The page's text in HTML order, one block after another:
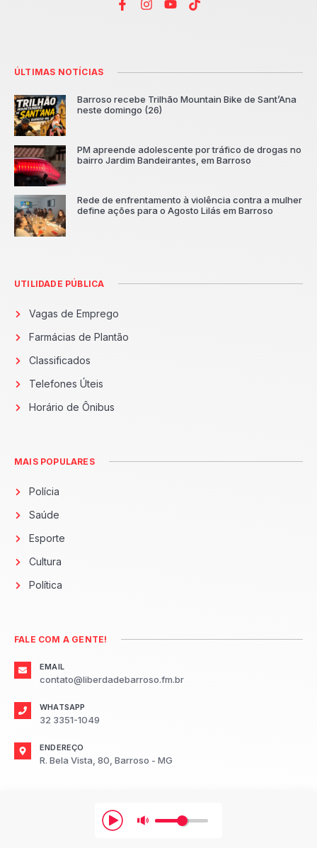
ÚLTIMAS NOTÍCIAS
Barroso recebe Trilhão Mountain Bike de Sant’Ana
neste domingo (26)
PM apreende adolescente por tráfico de drogas no
bairro Jardim Bandeirantes, em Barroso
Rede de enfrentamento à violência contra a mulher
define ações para o Agosto Lilás em Barroso
UTILIDADE PÚBLICA
Vagas de Emprego
Farmácias de Plantão
Classificados
Telefones Úteis
Horário de Ônibus
MAIS POPULARES
Polícia
Saúde
Esporte
Cultura
Política
FALE COM A GENTE!
EMAIL
contato@liberdadebarroso.fm.br
WHATSAPP
32 3351-1049
ENDEREÇO
R. Bela Vista, 80, Barroso - MG
2026 Radio Liberdade FM Barroso.
Todos os direitos reservados.